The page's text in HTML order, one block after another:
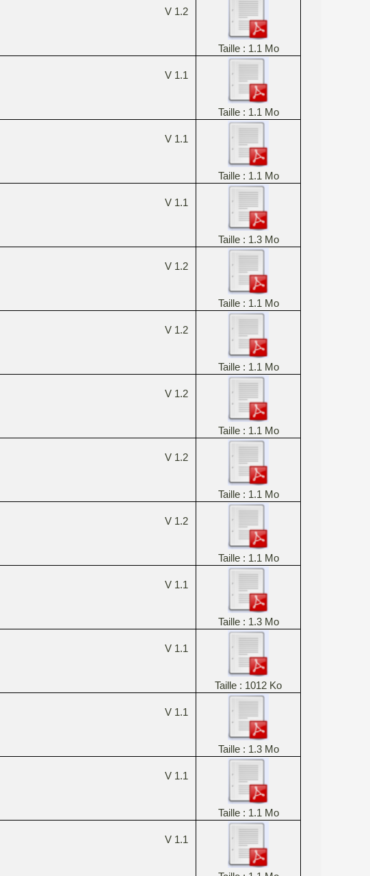
V 1.2
Taille : 1.1 Mo
V 1.1
Taille : 1.1 Mo
V 1.1
Taille : 1.1 Mo
V 1.1
Taille : 1.3 Mo
V 1.2
Taille : 1.1 Mo
V 1.2
Taille : 1.1 Mo
V 1.2
Taille : 1.1 Mo
V 1.2
Taille : 1.1 Mo
V 1.2
Taille : 1.1 Mo
V 1.1
Taille : 1.3 Mo
V 1.1
Taille : 1012 Ko
V 1.1
Taille : 1.3 Mo
V 1.1
Taille : 1.1 Mo
V 1.1